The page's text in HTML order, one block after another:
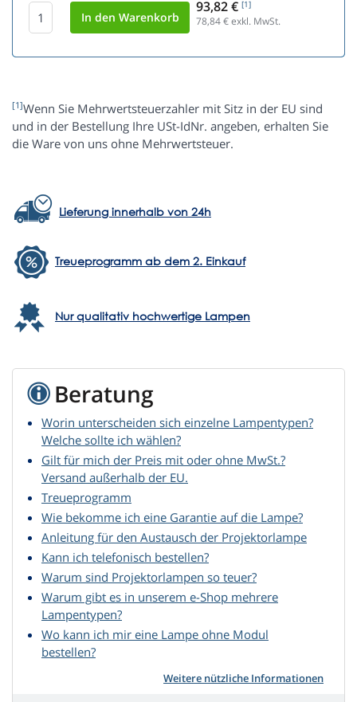
93,82 € [1]
78,84€ exkl. MwSt.
[1]Wenn Sie Mehrwertsteuerzahler mit Sitz in der EU sind
und in der Bestellung Ihre USt-IdNr. angeben, erhalten Sie
die Ware von uns ohne Mehrwertsteuer.
Lieferung innerhalb von 24h
Treueprogramm ab dem 2. Einkauf
Nur qualitativ hochwertige Lampen
Beratung
Worin unterscheiden sich einzelne Lampentypen?
Welche sollte ich wählen?
Gilt für mich der Preis mit oder ohne MwSt.?
Versand außerhalb der EU.
Treueprogramm
Wie bekomme ich eine Garantie auf die Lampe?
Anleitung für den Austausch der Projektorlampe
Kann ich telefonisch bestellen?
Warum sind Projektorlampen so teuer?
Warum gibt es in unserem e-Shop mehrere
Lampentypen?
Wo kann ich mir eine Lampe ohne Modul
bestellen?
Weitere nützliche Informationen